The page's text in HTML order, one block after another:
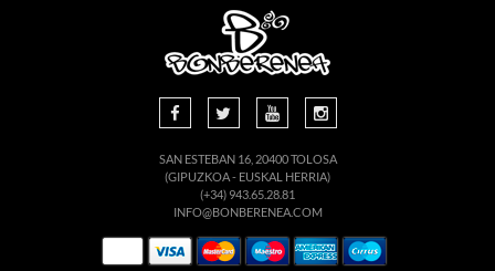
SAN ESTEBAN 16, 20400 TOLOSA
(GIPUZKOA - EUSKAL HERRIA)
(+34) 943.65.28.81
INFO@BONBERENEA.COM